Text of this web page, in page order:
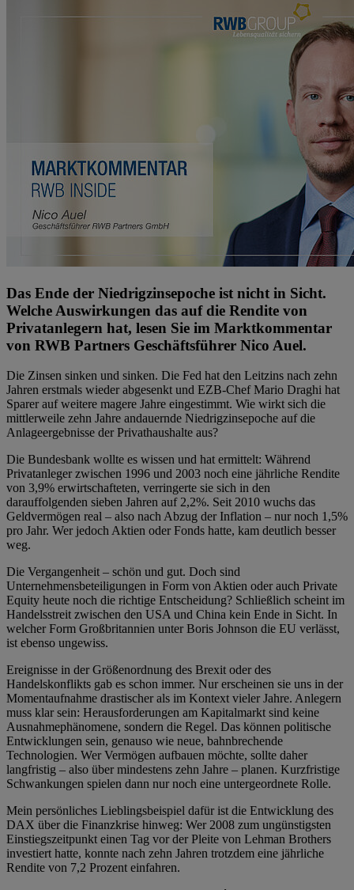
Das Ende der Niedrigzinsepoche ist nicht in Sicht.
Welche Auswirkungen das auf die Rendite von
Privatanlegern hat, lesen Sie im Marktkommentar
von RWB Partners Geschäftsführer Nico Auel.
Die Zinsen sinken und sinken. Die Fed hat den Leitzins nach zehn
Jahren erstmals wieder abgesenkt und EZB-Chef Mario Draghi hat
Sparer auf weitere magere Jahre eingestimmt. Wie wirkt sich die
mittlerweile zehn Jahre andauernde Niedrigzinsepoche auf die
Anlageergebnisse der Privathaushalte aus?
Die Bundesbank wollte es wissen und hat ermittelt: Während
Privatanleger zwischen 1996 und 2003 noch eine jährliche Rendite
von 3,9% erwirtschafteten, verringerte sie sich in den
darauffolgenden sieben Jahren auf 2,2%. Seit 2010 wuchs das
Geldvermögen real – also nach Abzug der Inflation – nur noch 1,5%
pro Jahr. Wer jedoch Aktien oder Fonds hatte, kam deutlich besser
weg.
Die Vergangenheit – schön und gut. Doch sind
Unternehmensbeteiligungen in Form von Aktien oder auch Private
Equity heute noch die richtige Entscheidung? Schließlich scheint im
Handelsstreit zwischen den USA und China kein Ende in Sicht. In
welcher Form Großbritannien unter Boris Johnson die EU verlässt,
ist ebenso ungewiss.
Ereignisse in der Größenordnung des Brexit oder des
Handelskonflikts gab es schon immer. Nur erscheinen sie uns in der
Momentaufnahme drastischer als im Kontext vieler Jahre. Anlegern
muss klar sein: Herausforderungen am Kapitalmarkt sind keine
Ausnahmephänomene, sondern die Regel. Das können politische
Entwicklungen sein, genauso wie neue, bahnbrechende
Technologien. Wer Vermögen aufbauen möchte, sollte daher
langfristig – also über mindestens zehn Jahre – planen. Kurzfristige
Schwankungen spielen dann nur noch eine untergeordnete Rolle.
Mein persönliches Lieblingsbeispiel dafür ist die Entwicklung des
DAX über die Finanzkrise hinweg: Wer 2008 zum ungünstigsten
Einstiegszeitpunkt einen Tag vor der Pleite von Lehman Brothers
investiert hatte, konnte nach zehn Jahren trotzdem eine jährliche
Rendite von 7,2 Prozent einfahren.